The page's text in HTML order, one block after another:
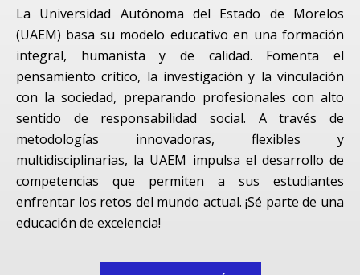
La Universidad Autónoma del Estado de Morelos
(UAEM) basa su modelo educativo en una formación
integral, humanista y de calidad. Fomenta el
pensamiento crítico, la investigación y la vinculación
con la sociedad, preparando profesionales con alto
sentido de responsabilidad social. A través de
metodologías innovadoras, flexibles y
multidisciplinarias, la UAEM impulsa el desarrollo de
competencias que permiten a sus estudiantes
enfrentar los retos del mundo actual. ¡Sé parte de una
educación de excelencia!